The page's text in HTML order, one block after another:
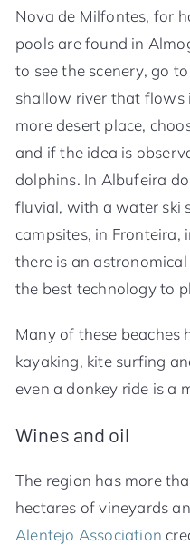
Nova de Milfontes, for
pools are found in
to see the scenery, go
shallow river that flows
more desert place,
and if the idea is
dolphins. In Albufeira
fluvial, with a water ski
campsites, in Fronteira,
there is an
the best technology to
Many of these beaches
kayaking, kite surfing
even a donkey ride is a
Wines and oil
The region has more
hectares of vineyards
Alentejo Association